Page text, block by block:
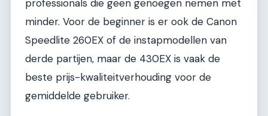
professionals die geen genoegen nemen met
minder. Voor de beginner is er ook de Canon
Speedlite 260EX of de instapmodellen van
derde partijen, maar de 430EX is vaak de
beste prijs-kwaliteitverhouding voor de
gemiddelde gebruiker.